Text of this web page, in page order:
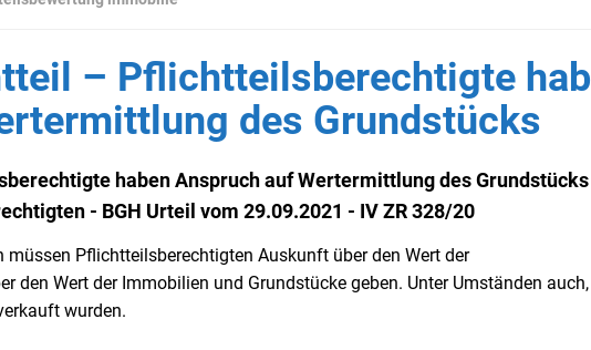
– Pflichtteilsberechtigte
des Grundstücks
haben Anspruch auf Wertermittlung des Grundstücks
- BGH Urteil vom 29.09.2021 - IV ZR 328/20
müssen Pflichtteilsberechtigten Auskunft über den Wert der
den Wert der Immobilien und Grundstücke geben. Unter Umständen
wurden.